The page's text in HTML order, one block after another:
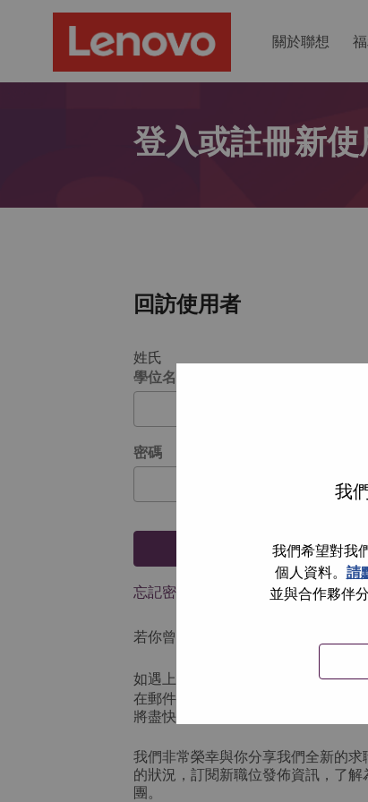
我
我們希望對我
個人資料。 請
並與合作夥伴
關於聯想
登入或註冊新
回訪使用者
姓氏
學位名稱
密碼
登入
忘記密碼了？
若你曾使用你的電子郵件申請我們的
如遇上登入問題，或無法建立帳號
在郵件的主題寫上 “Application login
將盡快與你聯絡。
我們非常榮幸與你分享我們全新的
的狀況，訂閱新職位發佈資訊，了
團。